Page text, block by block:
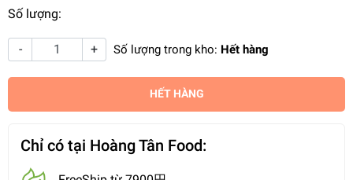
Số lượng:
- + Số lượng trong kho: Hết hàng
HẾT HÀNG
Chỉ có tại Hoàng Tân Food: